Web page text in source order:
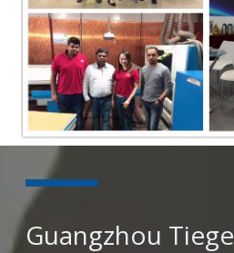
Guangzhou Tiege